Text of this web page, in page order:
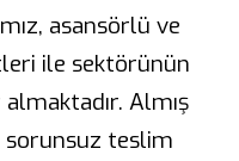
asansörlü ve
ile sektörünün
Almış
sorunsuz teslim